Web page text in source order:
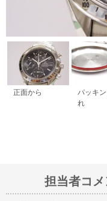
正面から
パッキ
れ
担当者コ